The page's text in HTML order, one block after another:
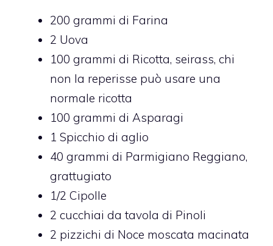
200 grammi di Farina
2 Uova
100 grammi di Ricotta, seirass, chi
non la reperisse può usare una
normale ricotta
100 grammi di Asparagi
1 Spicchio di aglio
40 grammi di Parmigiano Reggiano,
grattugiato
1/2 Cipolle
2 cucchiai da tavola di Pinoli
2 pizzichi di Noce moscata macinata